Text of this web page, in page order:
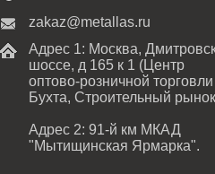
zakaz@metallas.ru
Адрес 1: Москва,
шоссе, д 165 к 1 (Центр
оптово-розничной торговли
Бухта, Строительный
Адрес 2: 91-й км МКАД
"Мытищинская Ярмарка".